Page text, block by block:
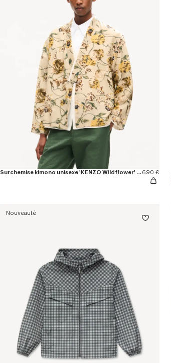
Surchemise kimono unisexe 'KENZO Wildflower' en coton et soie690 €
Nouveauté